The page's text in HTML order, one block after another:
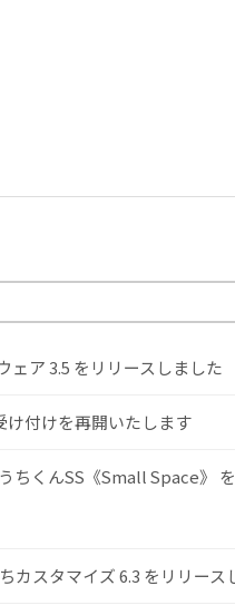
ェア 3.5 をリリースしました
け付けを再開いたします
ちくんSS《Small Space》
カスタマイズ 6.3 をリリース